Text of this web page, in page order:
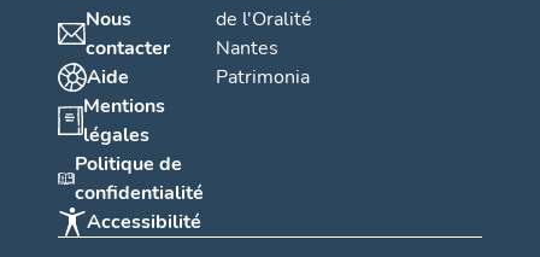
Nous
contacter
Aide
Mentions
légales
Politique de
confidentialité
Accessibilité
de l'Oralité
Nantes
Patrimonia